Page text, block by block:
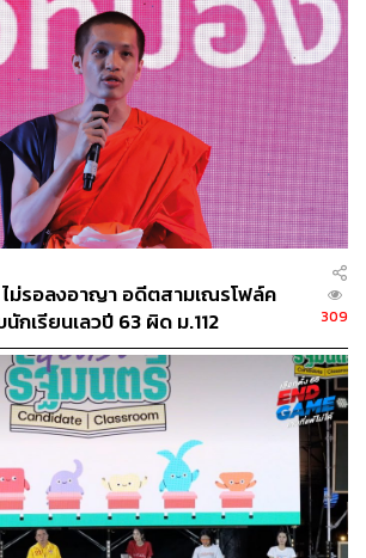
ม่รอลงอาญา อดีตสามเณรโฟล์ค
กเรียนเลวปี 63 ผิด ม.112
309